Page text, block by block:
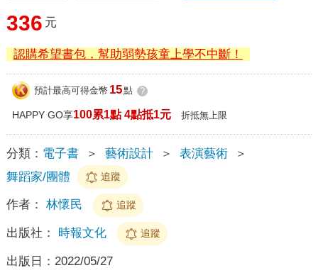
336 元
認購希望書包，幫助弱勢孩童上學不中斷！
預計最高可得金幣 15點 ?
HAPPY GO享100累1點 4點抵1元 折抵無上限
分類： 電子書 ＞ 藝術設計 ＞ 表演藝術
＞
舞蹈家/團體
追蹤
作者： 林懷民 追蹤
出版社： 時報文化 追蹤
出版日： 2022/05/27